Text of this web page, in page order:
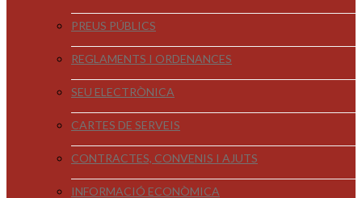
PREUS PÚBLICS
REGLAMENTS I ORDENANCES
SEU ELECTRÒNICA
CARTES DE SERVEIS
CONTRACTES, CONVENIS I AJUTS
INFORMACIÓ ECONÒMICA